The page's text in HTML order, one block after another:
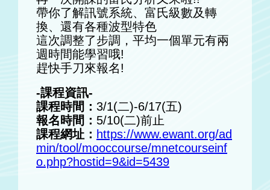
帶你了解訊號系統、富氏級數及轉
換、還有各種波型特色
這次調整了步調，平均一個單元有兩
週時間能學習哦!
趕快手刀來報名!
-課程資訊-
課程時間： 3/1(二)-6/17(五)
報名時間： 5/10(二)前止
課程網址： https://www.ewant.org/ad
min/tool/mooccourse/mnetcourseinf
o.php?hostid=9&id=5439